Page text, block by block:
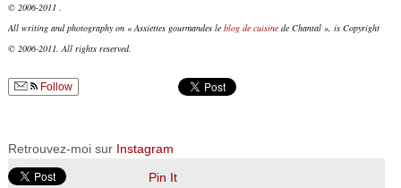
© 2006-2011 .
All writing and photography on « Assiettes gourmandes le blog de cuisinede Chantal », is Copyright
© 2006-2011. All rights reserved.
Follow
Retrouvez-moi sur Instagram
Pin It